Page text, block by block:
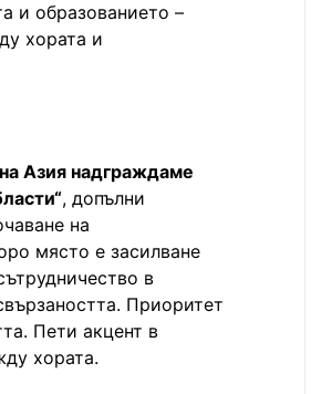
и образованието –
хората и
Азия надграждаме
, допълни
на
място е засилване
в
Приоритет
Пети акцент в
хората.